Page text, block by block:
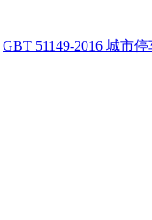
GBT 51149-2016 城市